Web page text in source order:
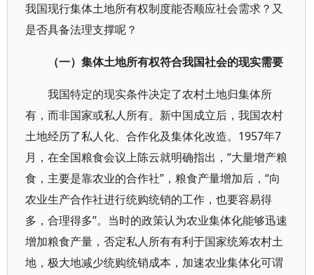
我国现行集体土地所有权制度能否顺应社会需求？又
是否具备法理支撑呢？
（一）集体土地所有权符合我国社会的现实需要
我国特定的现实条件决定了农村土地归集体所
有，而非国家或私人所有。新中国成立后，我国农村
土地经历了私人化、合作化及集体化改造。1957年7
月，在全国粮食会议上陈云就明确指出，“大量增产粮
食，主要是靠农业的合作社”，粮食产量增加后，“向
农业生产合作社进行统购统销的工作，也要容易得
多，合理得多”。当时的政策认为农业集体化能够迅速
增加粮食产量，否定私人所有有利于国家统筹农村土
地，极大地减少统购统销成本，加速农业集体化可谓